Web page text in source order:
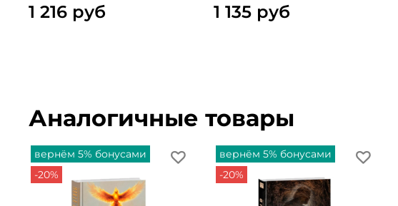
1 216 руб 1 135 руб
Аналогичные товары
вернём 5% бонусами
-20%
вернём 5% бонусами
-20%